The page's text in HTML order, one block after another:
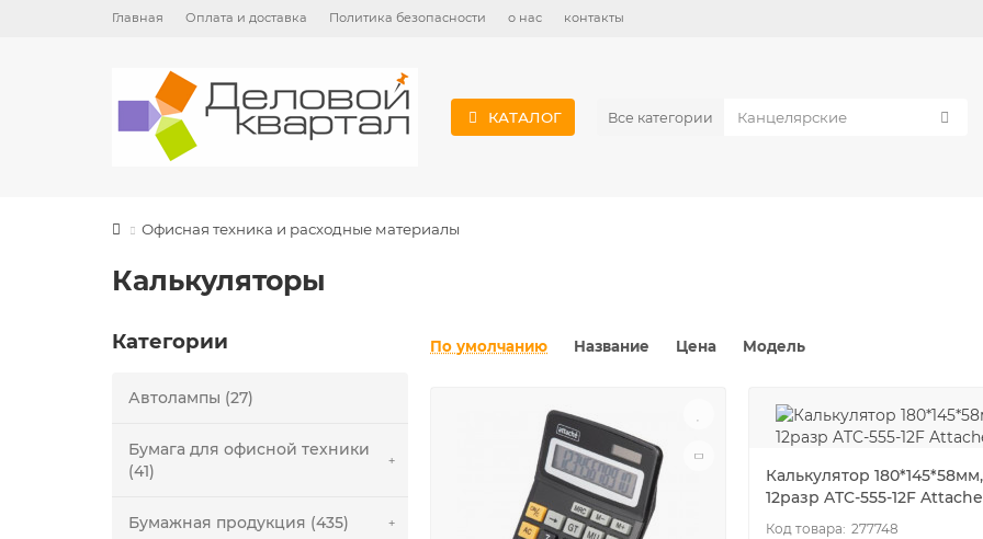
Главная Оплата и доставка Политика безопасности о нас контакты
КАТАЛОГ Все категории
Офисная техника и расходные материалы
Калькуляторы
Категории
Автолампы (27)
Бумага для офисной техники
(41)
Бумажная продукция (435)
По умолчанию Название Цена Модель
Калькулятор 180*145*58мм,
12разр ATC-555-12F Attache
277748